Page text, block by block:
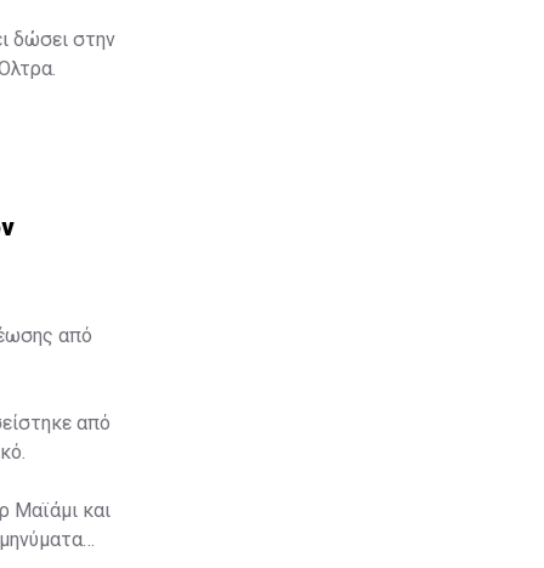
δώσει στην
από
από
Μαϊάμι και